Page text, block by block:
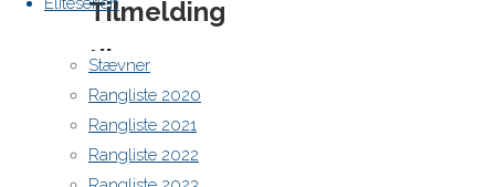
Stævner
Rangliste 2020
Rangliste 2021
Rangliste 2022
Tilmelding
til
Eliteserien
og